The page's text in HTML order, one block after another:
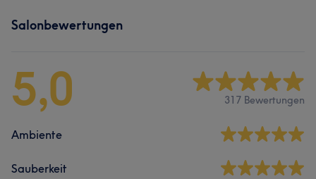
Salonbewertungen
5,0 317 Bewertungen
Ambiente
Sauberkeit